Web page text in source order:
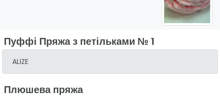
Пуффі Пряжа з петільками № 1
ALIZE
Плюшева пряжа